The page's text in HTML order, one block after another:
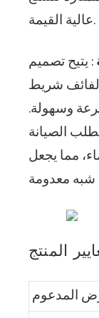
عالية القيمة.
: يتيح تصميم
لفائف شريط
وسهولة.
الصيانة
مما يجعل
المنتج
المدعوم